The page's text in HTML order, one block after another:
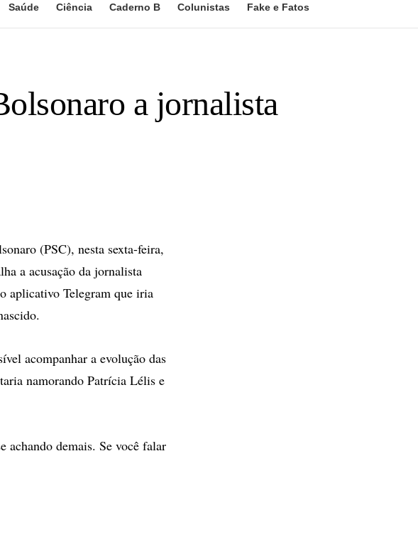
Saúde Ciência Caderno B Colunistas Fake e Fatos
a jornalista
(PSC), nesta sexta-feira,
a acusação da jornalista
aplicativo Telegram que iria
acompanhar a evolução das
namorando Patrícia Lélis e
achando demais. Se você falar